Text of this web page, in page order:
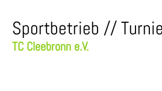
Sportbetrieb //
TC Cleebronn e.V.